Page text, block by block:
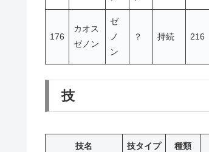
176
カオス
ゼノン
ゼ
ノ
ン
？ 持続 216
技
技名 技タイプ 種類